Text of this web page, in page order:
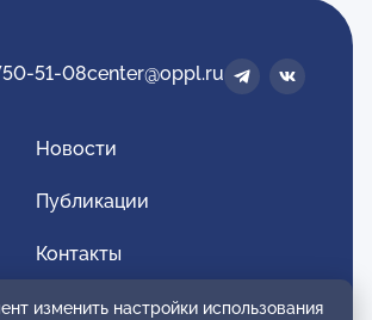
51-08center@oppl.ru
Новости
Публикации
Контакты
Для спонсоров и партнеров
изменить настройки использования